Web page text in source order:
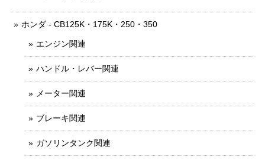
ホンダ - CB125K・175K・250・350
エンジン関連
ハンドル・レバー関連
メーター関連
ブレーキ関連
ガソリンタンク関連